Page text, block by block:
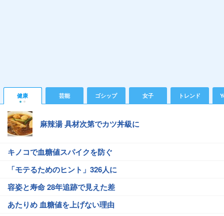
健康 芸能 ゴシップ 女子 トレンド
麻辣湯 具材次第でカツ丼級に
キノコで血糖値スパイクを防ぐ
「モテるためのヒント」326人に
容姿と寿命 28年追跡で見えた差
あたりめ 血糖値を上げない理由